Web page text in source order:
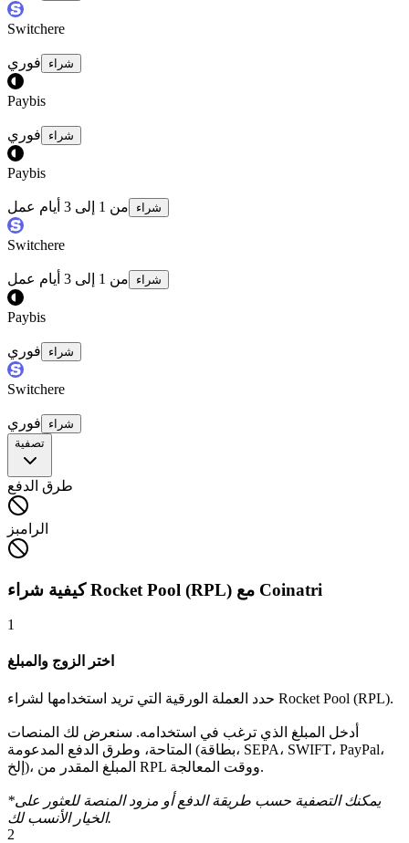
Switchere
فوري شراء
Paybis
فوري شراء
Paybis
من 1 إلى 3 أيام عمل شراء
Switchere
من 1 إلى 3 أيام عمل شراء
Paybis
فوري شراء
Switchere
فوري
شراء
تصفية
طرق الدفع
الرامبز
كيفية شراء Rocket Pool (RPL) مع Coinatri
1
اختر الزوج والمبلغ
حدد العملة الورقية التي تريد استخدامها لشراء Rocket Pool (RPL).
أدخل المبلغ الذي ترغب في استخدامه. سنعرض لك المنصات
المتاحة، وطرق الدفع المدعومة (بطاقة، SEPA، SWIFT، PayPal،
إلخ)، المبلغ المقدر من RPL ووقت المعالجة.
*يمكنك التصفية حسب طريقة الدفع أو مزود المنصة للعثور على
الخيار الأنسب لك.
2